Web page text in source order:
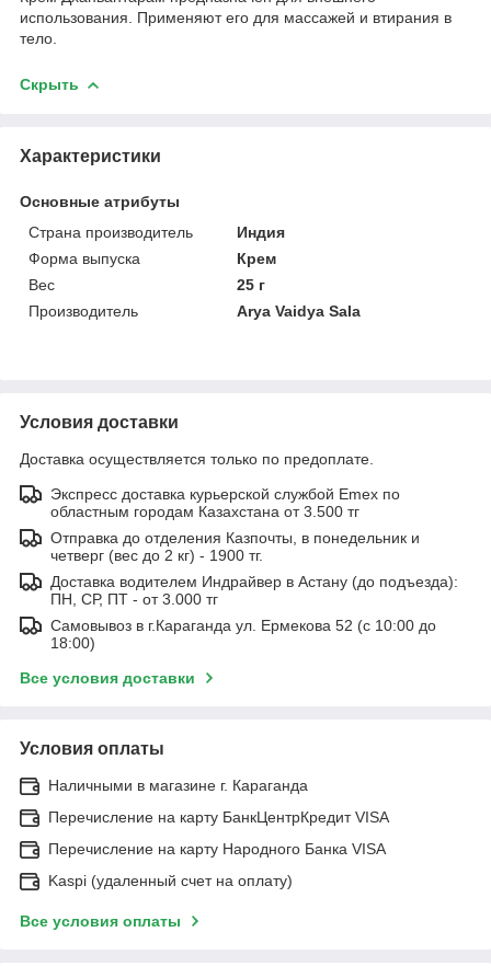
использования. Применяют его для массажей и втирания в
тело.
Скрыть
Характеристики
Основные атрибуты
Страна производитель
Индия
Форма выпуска
Крем
Вес
25 г
Производитель
Arya Vaidya Sala
Условия доставки
Доставка осуществляется только по предоплате.
Экспресс доставка курьерской службой Emex по
областным городам Казахстана от 3.500 тг
Отправка до отделения Казпочты, в понедельник и
четверг (вес до 2 кг) - 1900 тг.
Доставка водителем Индрайвер в Астану (до подъезда):
ПН, СР, ПТ - от 3.000 тг
Самовывоз в г.Караганда ул. Ермекова 52 (с 10:00 до
18:00)
Все условия доставки
Условия оплаты
Наличными в магазине г. Караганда
Перечисление на карту БанкЦентрКредит VISA
Перечисление на карту Народного Банка VISA
Kaspi (удаленный счет на оплату)
Все условия оплаты